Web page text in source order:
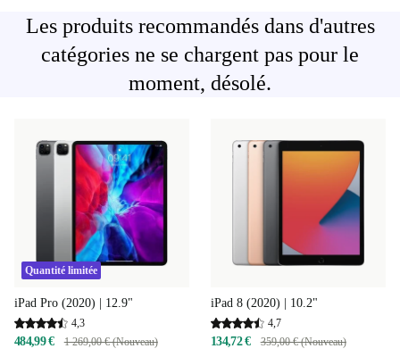
Les produits recommandés dans d'autres
catégories ne se chargent pas pour le
moment, désolé.
Quantité limitée
iPad Pro (2020) | 12.9"
4,3
484,99 € 1 269,00 € (Nouveau)
iPad 8 (2020) | 10.2"
4,7
134,72 € 359,00 € (Nouveau)